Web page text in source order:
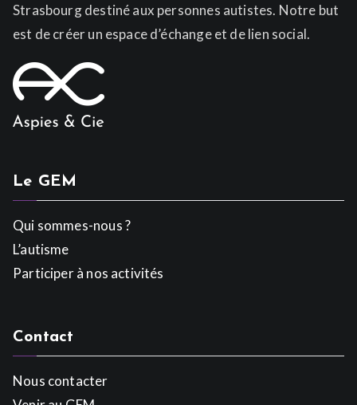
Strasbourg destiné aux personnes autistes. Notre but
est de créer un espace d’échange et de lien social.
Le GEM
Qui sommes-nous ?
L’autisme
Participer à nos activités
Contact
Nous contacter